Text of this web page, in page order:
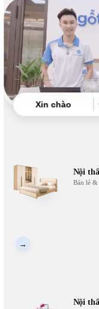
Xin chào
Nội
Bán lẻ &
→
Nội